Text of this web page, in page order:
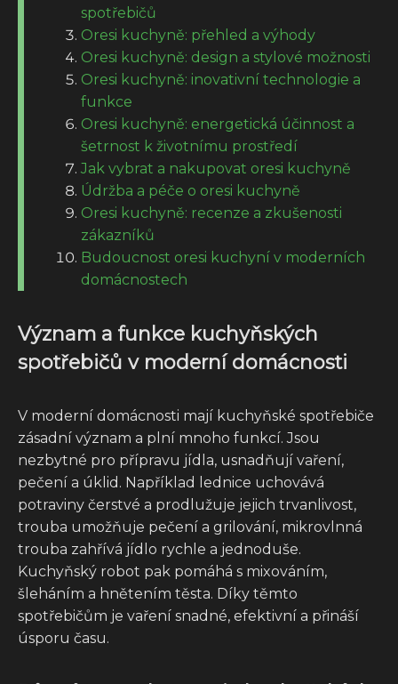
spotřebičů
Oresi kuchyně: přehled a výhody
Oresi kuchyně: design a stylové možnosti
Oresi kuchyně: inovativní technologie a
funkce
Oresi kuchyně: energetická účinnost a
šetrnost k životnímu prostředí
Jak vybrat a nakupovat oresi kuchyně
Údržba a péče o oresi kuchyně
Oresi kuchyně: recenze a zkušenosti
zákazníků
Budoucnost oresi kuchyní v moderních
domácnostech
Význam a funkce kuchyňských
spotřebičů v moderní domácnosti
V moderní domácnosti mají kuchyňské spotřebiče
zásadní význam a plní mnoho funkcí. Jsou
nezbytné pro přípravu jídla, usnadňují vaření,
pečení a úklid. Například lednice uchovává
potraviny čerstvé a prodlužuje jejich trvanlivost,
trouba umožňuje pečení a grilování, mikrovlnná
trouba zahřívá jídlo rychle a jednoduše.
Kuchyňský robot pak pomáhá s mixováním,
šleháním a hnětením těsta. Díky těmto
spotřebičům je vaření snadné, efektivní a přináší
úsporu času.